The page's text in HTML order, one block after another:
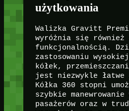
użytkowania
Walizka Gravitt
wyróżnia się również
funkcjonalnością.
zastosowaniu
kółek,
jest niezwykle łatwe
Kółka 360 stopni
szybkie
pasażerów oraz w